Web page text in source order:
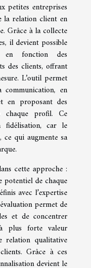
petites entreprises
la relation client en
Grâce à la collecte
il devient possible
en fonction des
des clients, offrant
L’outil permet
en
en proposant des
chaque profil. Ce
fidélisation, car le
qui augmente sa
cette approche :
potentiel de chaque
avec l’expertise
permet de
et de concentrer
plus forte valeur
relation qualitative
Grâce à ces
devient le